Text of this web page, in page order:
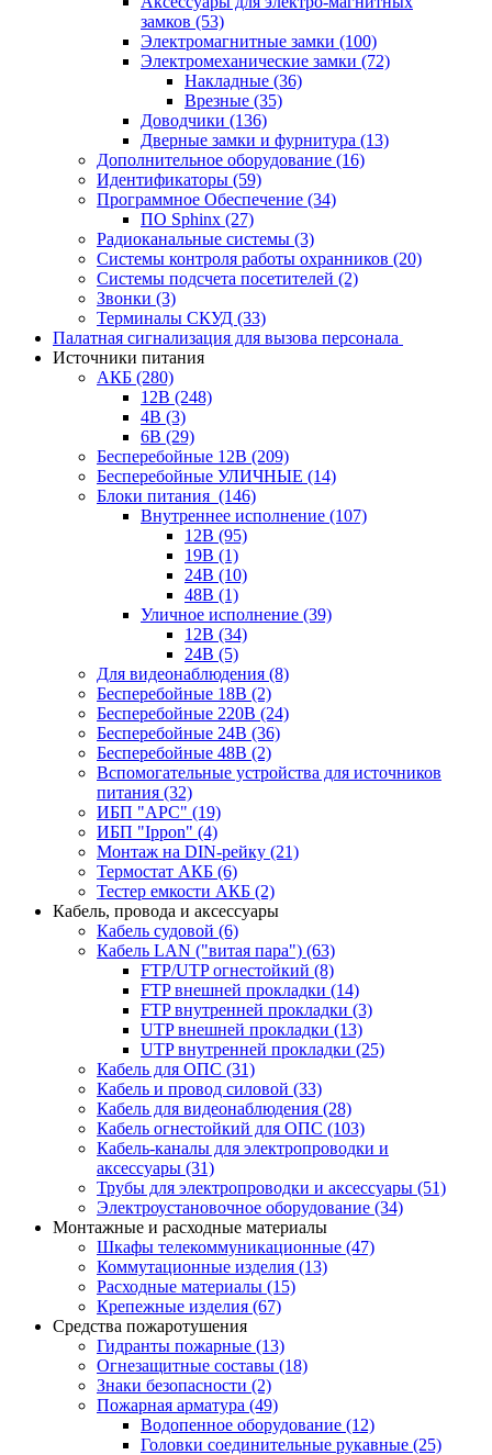
замков (53)
Электромагнитные замки (100)
Электромеханические замки (72)
Накладные (36)
Врезные (35)
Доводчики (136)
Дверные замки и фурнитура (13)
Дополнительное оборудование (16)
Идентификаторы (59)
Программное Обеспечение (34)
ПО Sphinx (27)
Радиоканальные системы (3)
Системы контроля работы охранников (20)
Системы подсчета посетителей (2)
Звонки (3)
Терминалы СКУД (33)
Палатная сигнализация для вызова персонала
Источники питания
АКБ (280)
12В (248)
4В (3)
6В (29)
Бесперебойные 12В (209)
Бесперебойные УЛИЧНЫЕ (14)
Блоки питания (146)
Внутреннее исполнение (107)
12В (95)
19В (1)
24В (10)
48В (1)
Уличное исполнение (39)
12В (34)
24В (5)
Для видеонаблюдения (8)
Бесперебойные 18В (2)
Бесперебойные 220В (24)
Бесперебойные 24В (36)
Бесперебойные 48В (2)
Вспомогательные устройства для источников
питания (32)
ИБП "APC" (19)
ИБП "Ippon" (4)
Монтаж на DIN-рейку (21)
Термостат АКБ (6)
Тестер емкости АКБ (2)
Кабель, провода и аксессуары
Кабель судовой (6)
Кабель LAN ("витая пара") (63)
FTP/UTP огнестойкий (8)
FTP внешней прокладки (14)
FTP внутренней прокладки (3)
UTP внешней прокладки (13)
UTP внутренней прокладки (25)
Кабель для ОПС (31)
Кабель и провод силовой (33)
Кабель для видеонаблюдения (28)
Кабель огнестойкий для ОПС (103)
Кабель-каналы для электропроводки и
аксессуары (31)
Трубы для электропроводки и аксессуары (51)
Электроустановочное оборудование (34)
Монтажные и расходные материалы
Шкафы телекоммуникационные (47)
Коммутационные изделия (13)
Расходные материалы (15)
Крепежные изделия (67)
Средства пожаротушения
Гидранты пожарные (13)
Огнезащитные составы (18)
Знаки безопасности (2)
Пожарная арматура (49)
Водопенное оборудование (12)
Головки соединительные рукавные (25)